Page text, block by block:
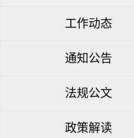
工作动态
通知公告
法规公文
政策解读